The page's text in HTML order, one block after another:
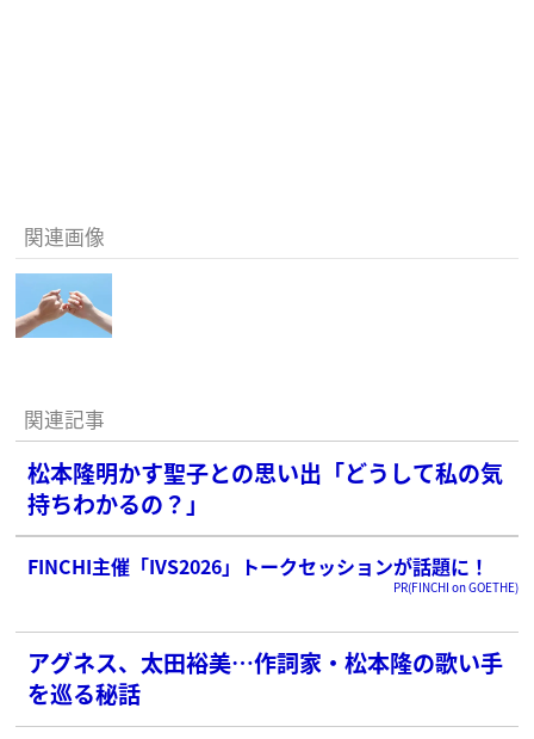
関連画像
関連記事
松本隆明かす聖子との思い出「どうして私の気
持ちわかるの？」
FINCHI主催「IVS2026」トークセッションが話題に！
PR(FINCHI on GOETHE)
アグネス、太田裕美…作詞家・松本隆の歌い手
を巡る秘話